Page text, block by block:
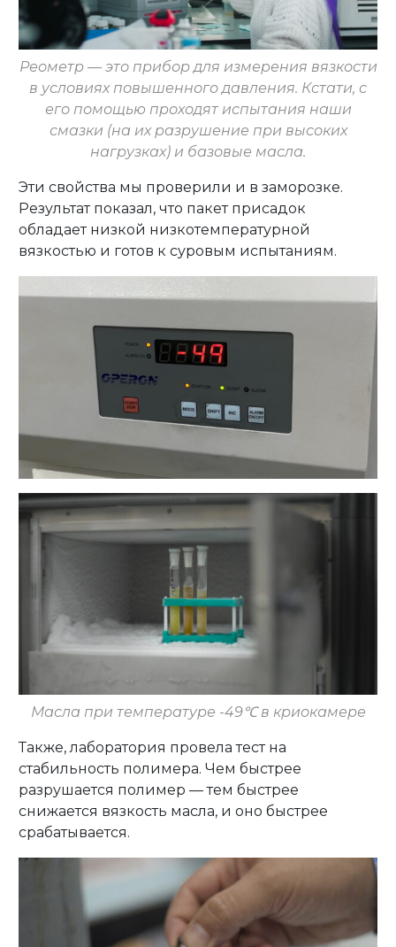
Реометр — это прибор для измерения вязкости
в условиях повышенного давления. Кстати, с
его помощью проходят испытания наши
смазки (на их разрушение при высоких
нагрузках) и базовые масла.
Эти свойства мы проверили и в заморозке.
Результат показал, что пакет присадок
обладает низкой низкотемпературной
вязкостью и готов к суровым испытаниям.
Масла при температуре -49℃ в криокамере
Также, лаборатория провела тест на
стабильность полимера. Чем быстрее
разрушается полимер — тем быстрее
снижается вязкость масла, и оно быстрее
срабатывается.